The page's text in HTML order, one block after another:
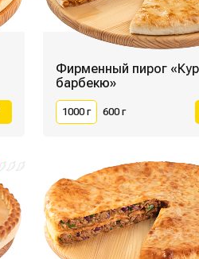
Фирменный пирог
барбекю»
1000 г 600 г